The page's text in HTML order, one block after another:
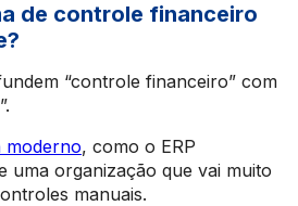
de controle financeiro
“controle financeiro” com
moderno, como o ERP
uma organização que vai muito
manuais.